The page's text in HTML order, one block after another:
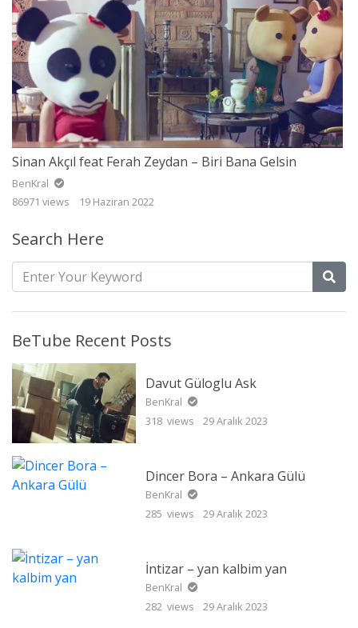
Sinan Akçıl feat Ferah Zeydan – Biri Bana Gelsin
BenKral
86971 views
19 Haziran 2022
Search Here
BeTube Recent Posts
Davut Güloglu Ask
BenKral
318 views
29 Aralık 2023
Dincer Bora – Ankara Gülü
BenKral
285 views
29 Aralık 2023
İntizar – yan kalbim yan
BenKral
282 views
29 Aralık 2023